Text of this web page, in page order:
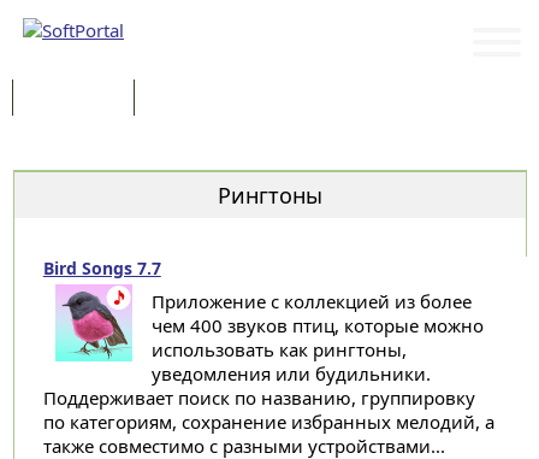
Рингтоны
Bird Songs 7.7
Приложение с коллекцией из более
чем 400 звуков птиц, которые можно
использовать как рингтоны,
уведомления или будильники.
Поддерживает поиск по названию, группировку
по категориям, сохранение избранных мелодий, а
также совместимо с разными устройствами...